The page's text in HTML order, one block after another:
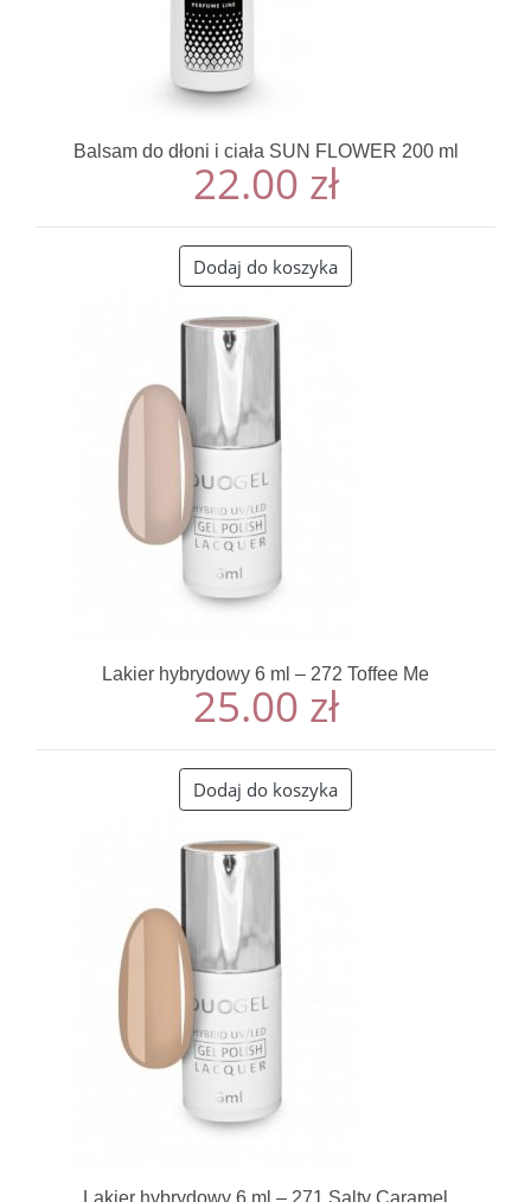
Balsam do dłoni i ciała SUN FLOWER 200 ml
22.00 zł
Dodaj do koszyka
Lakier hybrydowy 6 ml – 272 Toffee Me
25.00 zł
Dodaj do koszyka
Lakier hybrydowy 6 ml – 271 Salty Caramel